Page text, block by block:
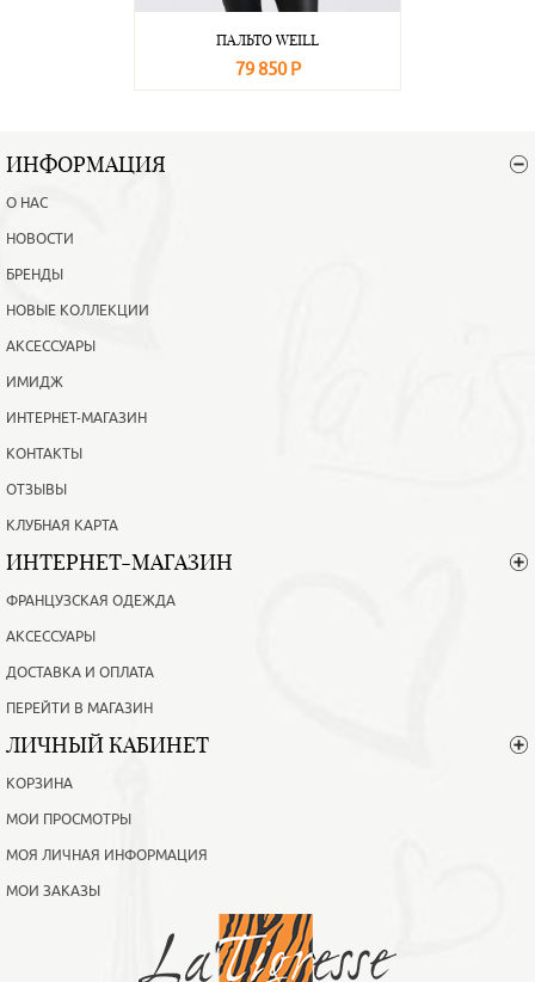
ПАЛЬТО WEILL
79 850 Р
ИНФОРМАЦИЯ
О НАС
НОВОСТИ
БРЕНДЫ
НОВЫЕ КОЛЛЕКЦИИ
АКСЕССУАРЫ
ИМИДЖ
ИНТЕРНЕТ-МАГАЗИН
КОНТАКТЫ
ОТЗЫВЫ
КЛУБНАЯ КАРТА
ИНТЕРНЕТ-МАГАЗИН
ФРАНЦУЗСКАЯ ОДЕЖДА
АКСЕССУАРЫ
ДОСТАВКА И ОПЛАТА
ПЕРЕЙТИ В МАГАЗИН
ЛИЧНЫЙ КАБИНЕТ
КОРЗИНА
МОИ ПРОСМОТРЫ
МОЯ ЛИЧНАЯ ИНФОРМАЦИЯ
МОИ ЗАКАЗЫ